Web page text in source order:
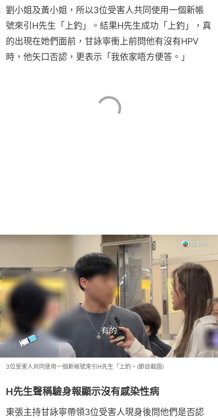
劉小姐及黃小姐，所以3位受害人共同使用一個新帳
號來引H先生「上釣」。結果H先生成功「上釣」，真
的出現在她們面前，甘詠寧衝上前問他有沒有HPV
時，他矢口否認，更表示「我依家唔方便答。」
3位受害人共同使用一個新帳號來引H先生「上釣。(節目截圖)
H先生聲稱驗身報顯示沒有感染性病
東張主持甘詠寧帶領3位受害人現身後問他們是否認